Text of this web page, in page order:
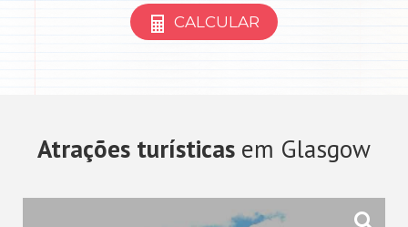
CALCULAR
Atrações turísticas em Glasgow